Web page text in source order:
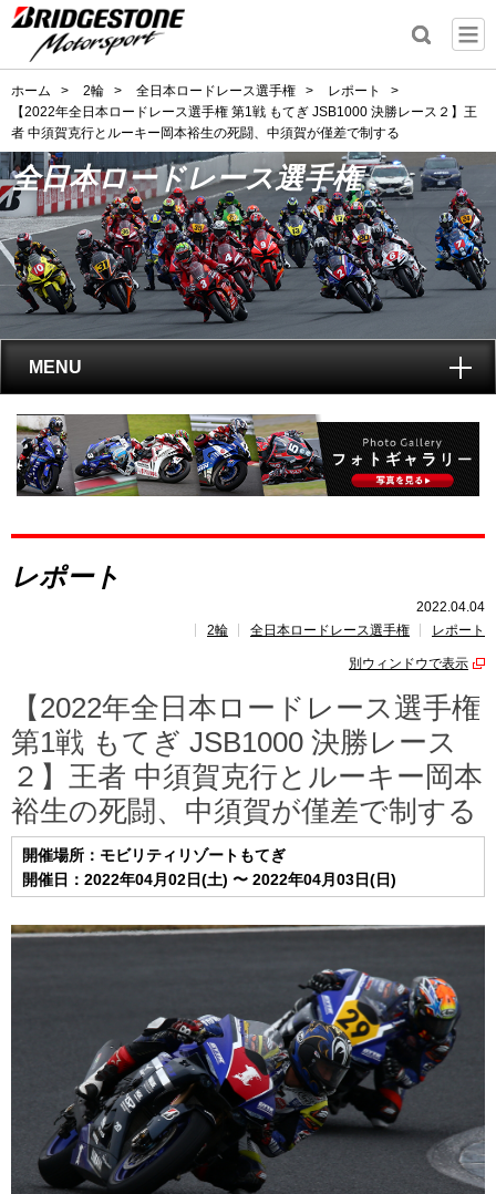
ホーム > 2輪 > 全日本ロードレース選手権 > レポート
>
【2022年全日本ロードレース選手権 第1戦 もてぎ JSB1000 決勝レース２】王
者 中須賀克行とルーキー岡本裕生の死闘、中須賀が僅差で制する
全日本ロードレース選手権
MENU
トップ
全日本ロードレース選手権とは?
レポート
速報
ポイントランキング
レポート
2022.04.04
2輪
全日本ロードレース選手権 レポート
別ウィンドウで表示
【2022年全日本ロードレース選手権
第1戦 もてぎ JSB1000 決勝レース
２】王者 中須賀克行とルーキー岡本
裕生の死闘、中須賀が僅差で制する
開催場所：モビリティリゾートもてぎ
開催日：2022年04月02日(土) 〜 2022年04月03日(日)